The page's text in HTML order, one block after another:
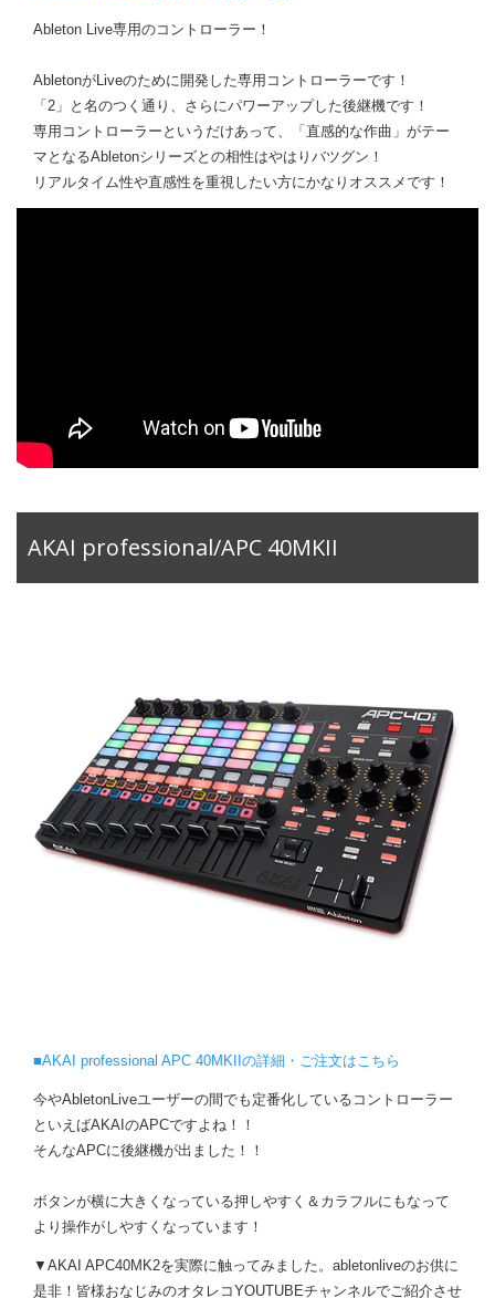
Ableton Live専用のコントローラー！
AbletonがLiveのために開発した専用コントローラーです！
「2」と名のつく通り、さらにパワーアップした後継機です！
専用コントローラーというだけあって、「直感的な作曲」がテー
マとなるAbletonシリーズとの相性はやはりバツグン！
リアルタイム性や直感性を重視したい方にかなりオススメです！
AKAI professional/APC 40MKII
■AKAI professional APC 40MKIIの詳細・ご注文はこちら
今やAbletonLiveユーザーの間でも定番化しているコントローラー
といえばAKAIのAPCですよね！！
そんなAPCに後継機が出ました！！
ボタンが横に大きくなっている押しやすく＆カラフルにもなって
より操作がしやすくなっています！
▼AKAI APC40MK2を実際に触ってみました。abletonliveのお供に
是非！皆様おなじみのオタレコYOUTUBEチャンネルでご紹介させ